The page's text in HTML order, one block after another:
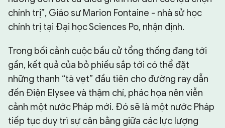
chính trị”, Giáo sư Marion Fontaine - nhà sử học
chính trị tại Đại học Sciences Po, nhận định.
Trong bối cảnh cuộc bầu cử tổng thống đang tới
gần, kết quả của bỏ phiếu sắp tới có thể đặt
những thanh “tà vẹt” đầu tiên cho đường ray dẫn
đến Điện Elysee và thậm chí, phác họa nên viễn
cảnh một nước Pháp mới. Đó sẽ là một nước Pháp
tiếp tục duy trì sự cân bằng giữa các lực lượng